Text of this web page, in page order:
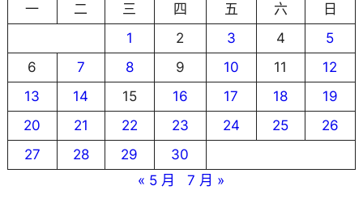
一
二 三 四 五 六
日
1
2 3 4
5
6
7 8 9 10 11
12
13
14 15 16 17 18
19
20
21 22 23 24 25
26
27
28 29
30
« 5 月
7 月 »